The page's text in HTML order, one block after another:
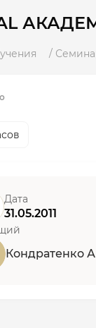
Дата
31.05.2011
Кондратенко